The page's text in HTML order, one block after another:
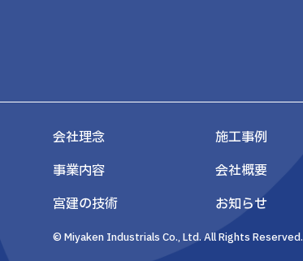
会社理念
施工事例
事業内容
会社概要
宮建の技術
お知らせ
© Miyaken Industrials Co., Ltd. All Rights Reserved.